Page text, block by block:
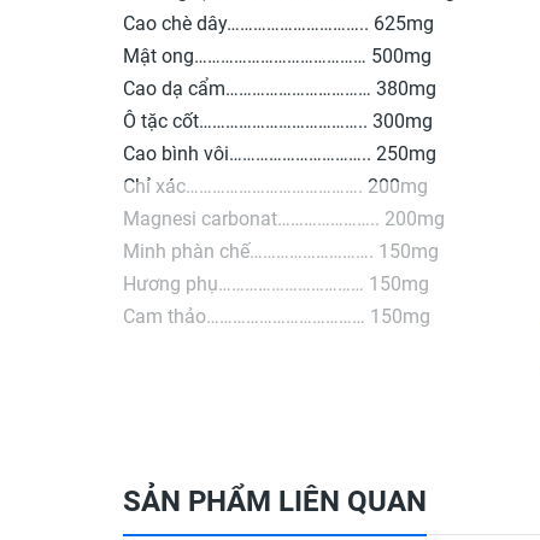
Cao chè dây………………………….. 625mg
Mật ong………………………………… 500mg
Cao dạ cẩm…………………………… 380mg
Ô tặc cốt……………………………….. 300mg
Cao bình vôi………………………….. 250mg
Chỉ xác…………………………………. 200mg
Magnesi carbonat………………….. 200mg
Minh phàn chế………………………. 150mg
Hương phụ…………………………… 150mg
Cam thảo……………………………… 150mg
Phụ liệu: Simethicone, đường, hương liệu vừa
- Tinh nghệ đen, Cao chè dây, Cao dạ cẩm, Cao
Phụ liệu: Mật ong , simethicon, magnessium
SẢN PHẨM LIÊN QUAN